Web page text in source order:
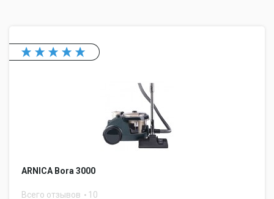
ARNICA Bora 3000
Всего отзывов 10